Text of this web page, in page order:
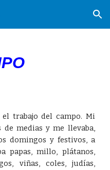
Skip to navigation
trabajo del campo. Mi
medias y me llevaba,
domingos y festivos, a
papas, millo, plátanos,
viñas, coles, judías,